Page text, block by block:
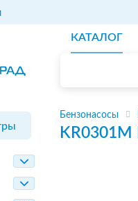
КАТАЛОГ
Бензонасосы
KR0301M